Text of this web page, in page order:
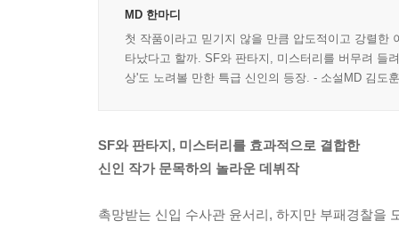
MD 한마디
첫 작품이라고 믿기지 않을 만큼 압도적이고 강렬한
타났다고 할까. SF와 판타지, 미스터리를 버무려 들
상'도 노려볼 만한 특급 신인의 등장. - 소설MD 김도훈
SF와 판타지, 미스터리를 효과적으로 결합한
신인 작가 문목하의 놀라운 데뷔작
촉망받는 신입 수사관 윤서리, 하지만 부패경찰을